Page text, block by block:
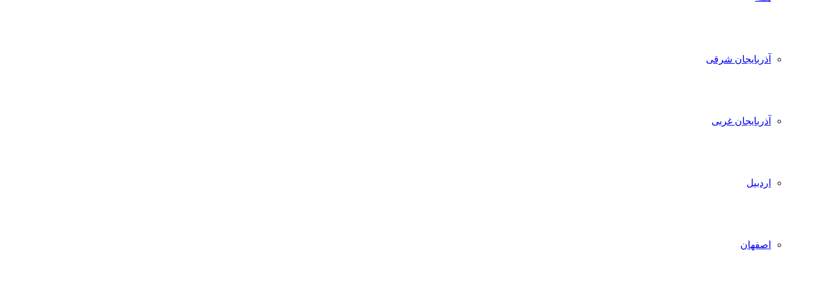
آذربایجان شرقی
آذربایجان غربی
اردبیل
اصفهان